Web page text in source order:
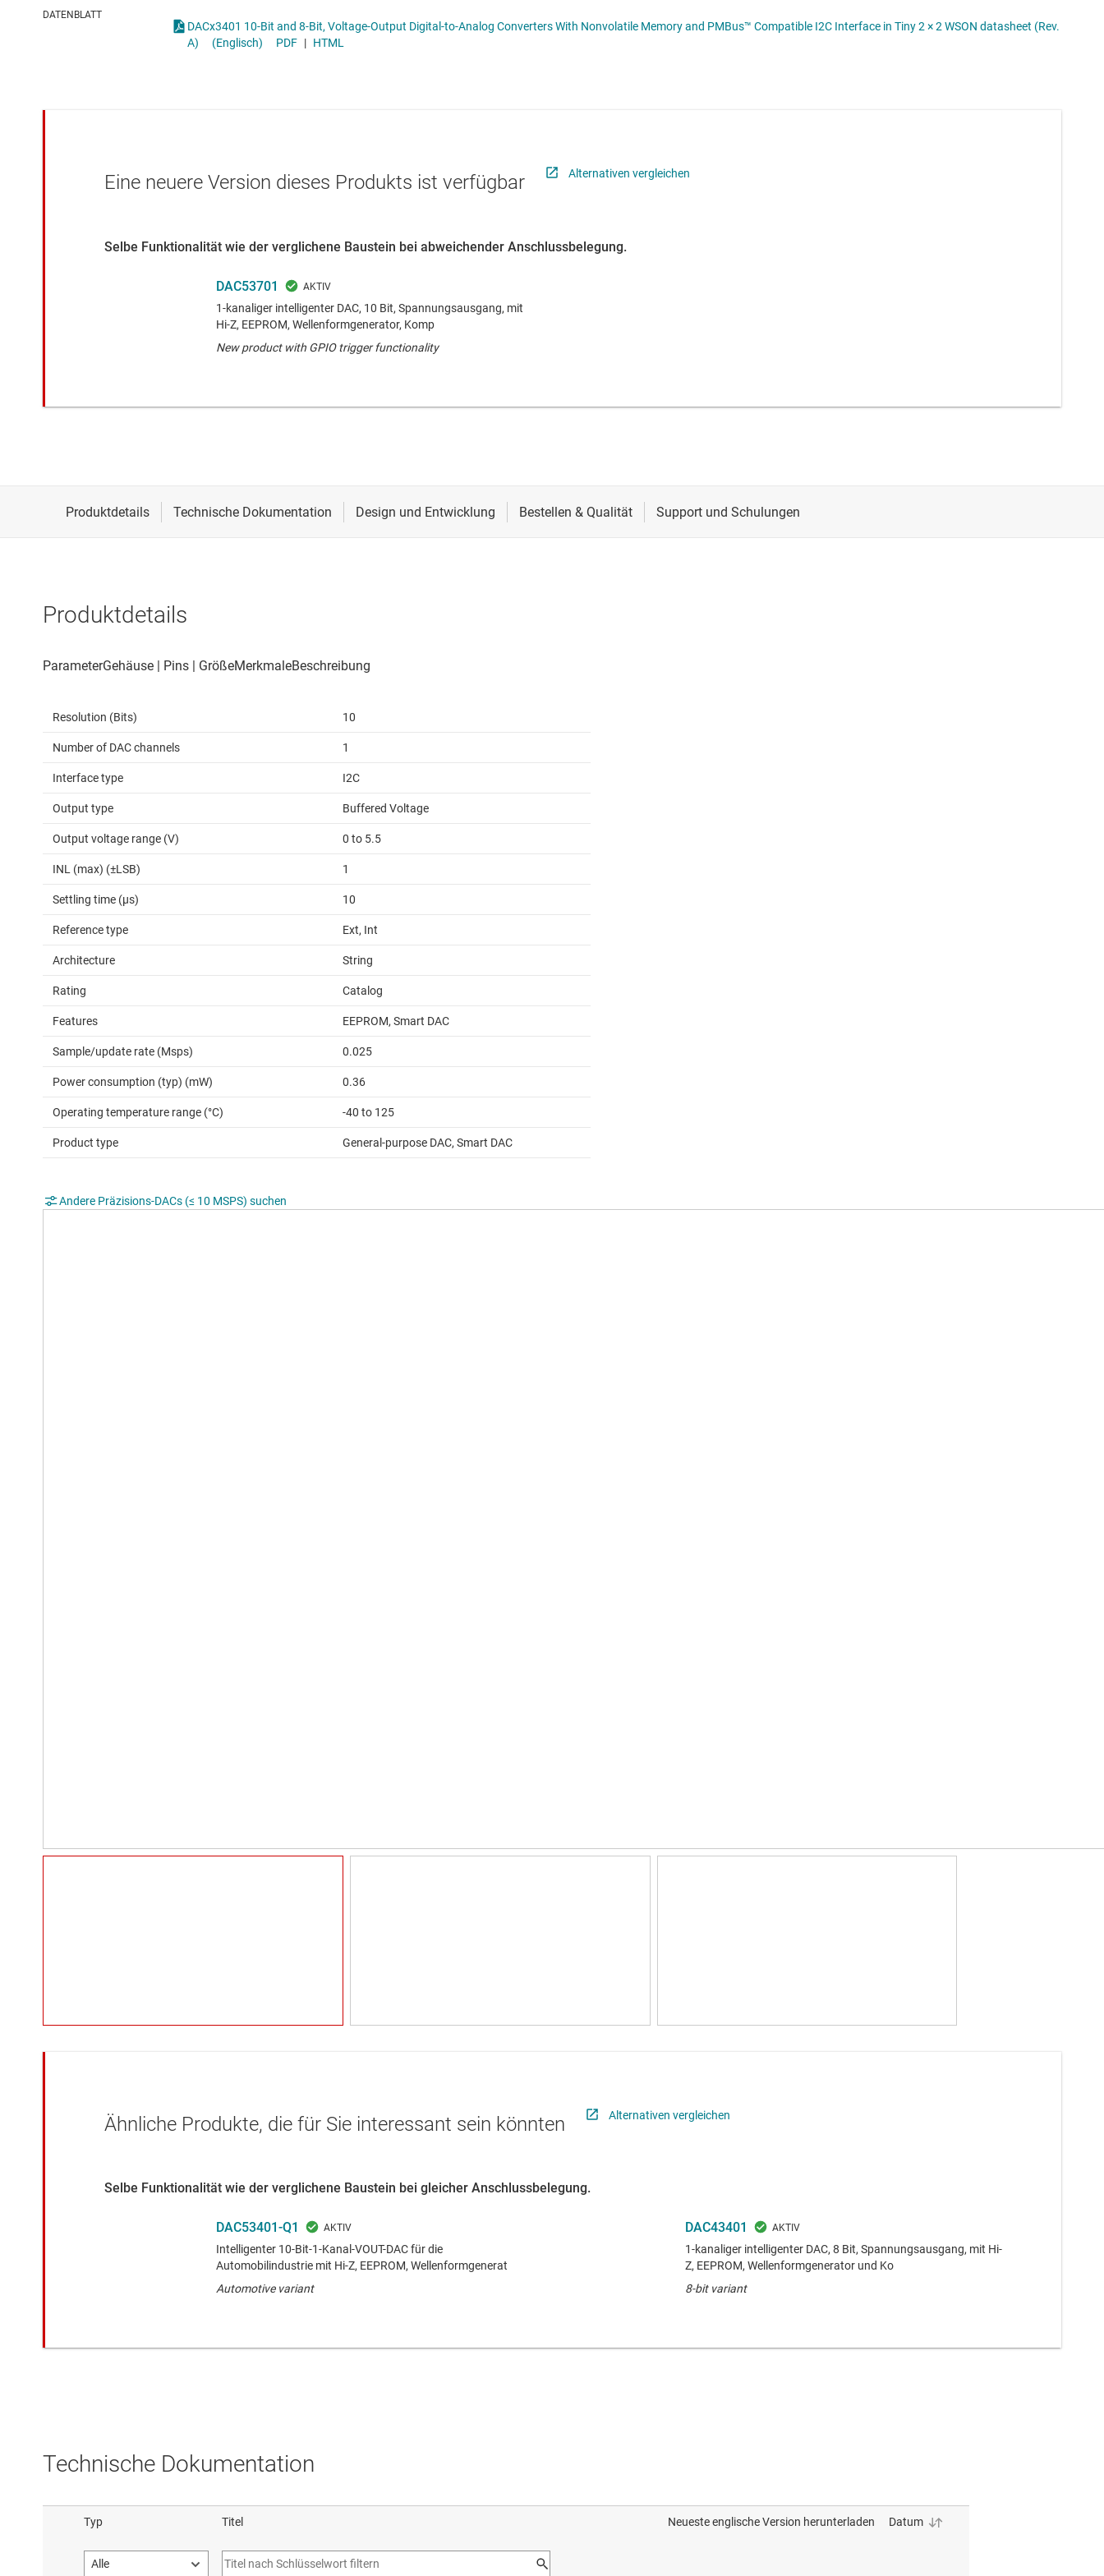
Energiemanagement
DATENBLATT
DACx3401 10-Bit and 8-Bit, Voltage-Output Digital-to-Analog Converters With Nonvolatile Memory and PMBus™ Compatible I2C Interface in Tiny 2 × 2 WSON datasheet (Rev.
A)
(Englisch) PDF | HTML
Eine neuere Version dieses Produkts ist verfügbar Alternativen vergleichen
Selbe Funktionalität wie der verglichene Baustein bei abweichender Anschlussbelegung.
DAC53701
1-kanaliger intelligenter DAC, 10 Bit, Spannungsausgang, mit
Hi-Z, EEPROM, Wellenformgenerator, Komp
New product with GPIO trigger functionality
Produktdetails
Resolution (Bits) 10
Number of DAC channels 1
Interface type I2C
Output type Buffered Voltage
Output voltage range (V) 0 to 5.5
INL (max) (±LSB) 1
Settling time (µs) 10
Reference type Ext, Int
Architecture String
Rating Catalog
Features EEPROM, Smart DAC
Sample/update rate (Msps) 0.025
Power consumption (typ) (mW) 0.36
Operating temperature range (°C) -40 to 125
Product type General-purpose DAC, Smart DAC
Andere Präzisions-DACs (≤ 10 MSPS) suchen
Ähnliche Produkte, die für Sie interessant sein könnten Alternativen vergleichen
Selbe Funktionalität wie der verglichene Baustein bei gleicher Anschlussbelegung.
DAC53401-Q1
Intelligenter 10-Bit-1-Kanal-VOUT-DAC für die
Automobilindustrie mit Hi-Z, EEPROM, Wellenformgenerat
Automotive variant
DAC43401
1-kanaliger intelligenter DAC, 8 Bit, Spannungsausgang, mit Hi-
Z, EEPROM, Wellenformgenerator und Ko
8-bit variant
Technische Dokumentation